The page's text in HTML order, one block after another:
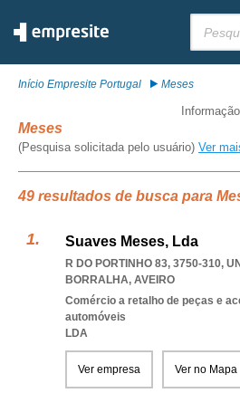
Início Empresite Portugal Meses
Meses
(Pesquisa solicitada pelo usuário) Ver
49 resultados de busca para
Suaves Meses, Lda
R DO PORTINHO 83, 3750-310,
BORRALHA, AVEIRO
Comércio a retalho de peças e
automóveis
LDA
Ver empresa Ver no Mapa